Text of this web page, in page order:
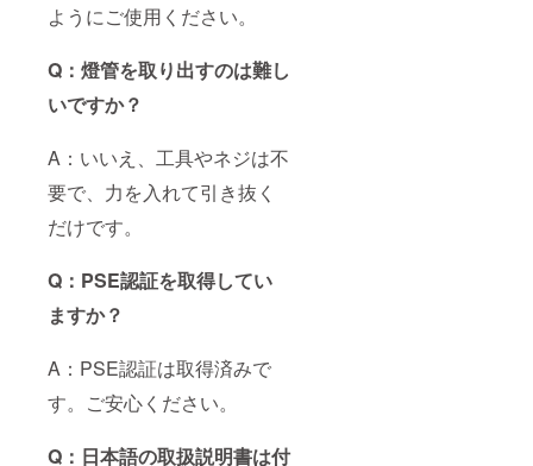
ようにご使用ください。
Q：燈管を取り出すのは難し
いですか？
A：いいえ、工具やネジは不
要で、力を入れて引き抜く
だけです。
Q：PSE認証を取得してい
ますか？
A：PSE認証は取得済みで
す。ご安心ください。
Q：日本語の取扱説明書は付